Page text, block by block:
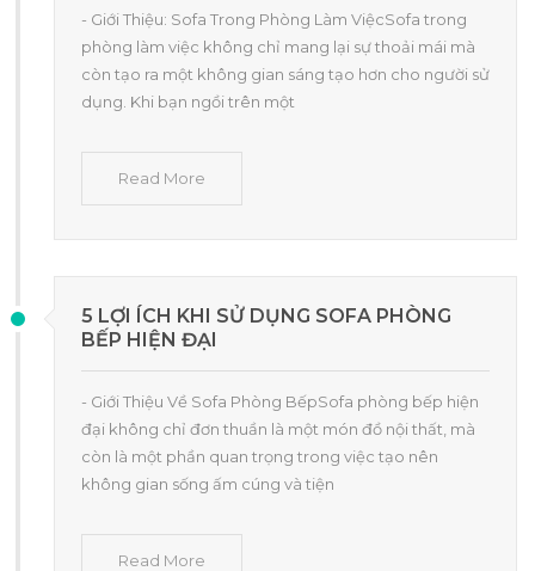
- Giới Thiệu: Sofa Trong Phòng Làm ViệcSofa trong
phòng làm việc không chỉ mang lại sự thoải mái mà
còn tạo ra một không gian sáng tạo hơn cho người sử
dụng. Khi bạn ngồi trên một
Read More
5 LỢI ÍCH KHI SỬ DỤNG SOFA PHÒNG
BẾP HIỆN ĐẠI
- Giới Thiệu Về Sofa Phòng BếpSofa phòng bếp hiện
đại không chỉ đơn thuần là một món đồ nội thất, mà
còn là một phần quan trọng trong việc tạo nên
không gian sống ấm cúng và tiện
Read More